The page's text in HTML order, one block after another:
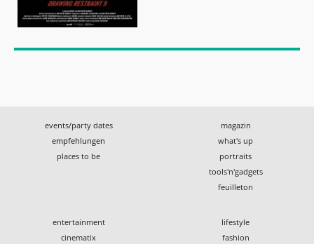
events/party dates
empfehlungen
places to be
magazin
what's up
portraits
tools'n'gadgets
feuilleton
entertainment
cinematix
lifestyle
fashion